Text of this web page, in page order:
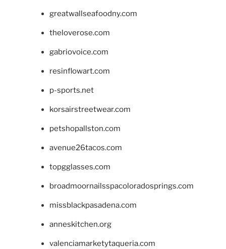
greatwallseafoodny.com
theloverose.com
gabriovoice.com
resinflowart.com
p-sports.net
korsairstreetwear.com
petshopallston.com
avenue26tacos.com
topgglasses.com
broadmoornailsspacoloradosprings.com
missblackpasadena.com
anneskitchen.org
valenciamarketytaqueria.com